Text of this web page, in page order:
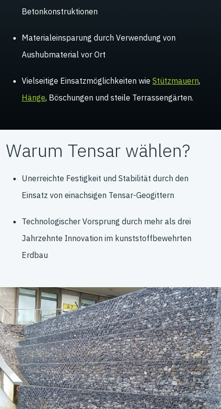
Betonkonstruktionen
Materialeinsparung durch Verwendung von
Aushubmaterial vor Ort
Vielseitige Einsatzmöglichkeiten wie Stützmauern,
Hänge, Böschungen und steile Terrassengärten.
Warum Tensar wählen?
Unerreichte Festigkeit und Stabilität durch den
Einsatz von einachsigen Tensar-Geogittern
Technologischer Vorsprung durch mehr als drei
Jahrzehnte Innovation im kunststoffbewehrten
Erdbau